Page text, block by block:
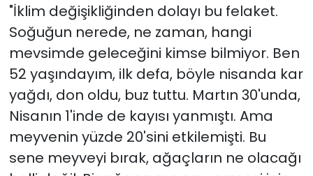
"İklim değişikliğinden dolayı bu felaket.
Soğuğun nerede, ne zaman, hangi
mevsimde geleceğini kimse bilmiyor. Ben
52 yaşındayım, ilk defa, böyle nisanda kar
yağdı, don oldu, buz tuttu. Martın 30'unda,
Nisanın 1'inde de kayısı yanmıştı. Ama
meyvenin yüzde 20'sini etkilemişti. Bu
sene meyveyi bırak, ağaçların ne olacağı